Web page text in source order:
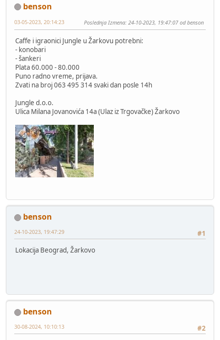
benson
03-05-2023, 20:14:23 Poslednja Izmena: 24-10-2023, 19:47:07 od benson
Caffe i igraonici Jungle u Žarkovu potrebni:
- konobari
- šankeri
Plata 60.000 - 80.000
Puno radno vreme, prijava.
Zvati na broj 063 495 314 svaki dan posle 14h
Jungle d.o.o.
Ulica Milana Jovanovića 14a (Ulaz iz Trgovačke) Žarkovo
benson
#1
24-10-2023, 19:47:29
Lokacija Beograd, Žarkovo
benson
#2
30-08-2024, 10:10:13